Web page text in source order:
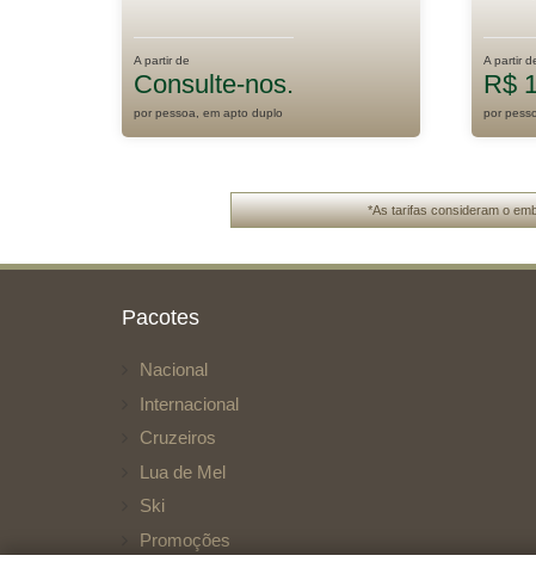
A partir de
Consulte-nos.
por pessoa, em apto duplo
A partir
R$
por
*As tarifas consideram o
Pacotes
Nacional
Internacional
Cruzeiros
Lua de Mel
Ski
Promoções